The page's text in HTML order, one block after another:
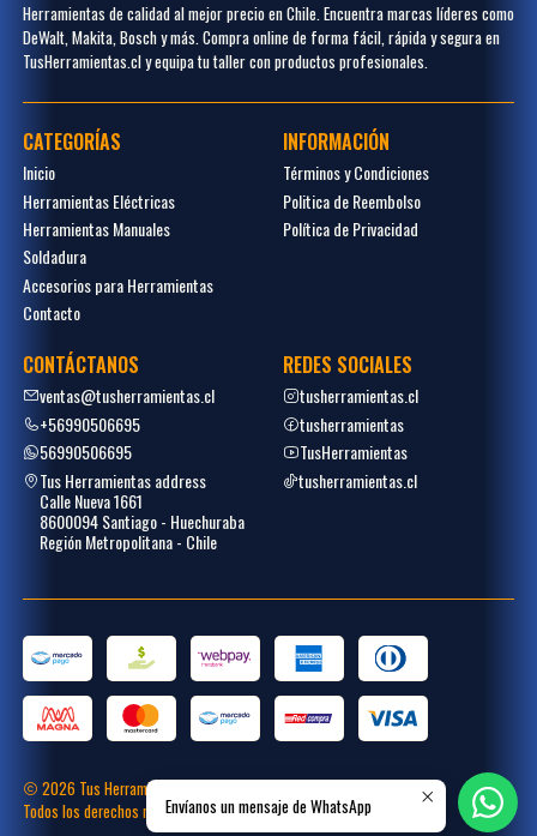
Herramientas de calidad al mejor precio en Chile. Encuentra marcas líderes como
DeWalt, Makita, Bosch y más. Compra online de forma fácil, rápida y segura en
TusHerramientas.cl y equipa tu taller con productos profesionales.
CATEGORÍAS
Inicio
Herramientas Eléctricas
Herramientas Manuales
Soldadura
Accesorios para Herramientas
Contacto
INFORMACIÓN
Términos y Condiciones
Politica de Reembolso
Política de Privacidad
CONTÁCTANOS
ventas@tusherramientas.cl
+56990506695
56990506695
Tus Herramientas address
Calle Nueva 1661
8600094 Santiago - Huechuraba
Región Metropolitana - Chile
REDES SOCIALES
tusherramientas.cl
tusherramientas
TusHerramientas
tusherramientas.cl
2026 Tus Herramientas.
Todos los derechos reservados.Desarrollado porPlacecommerce
Envíanos un mensaje de WhatsApp